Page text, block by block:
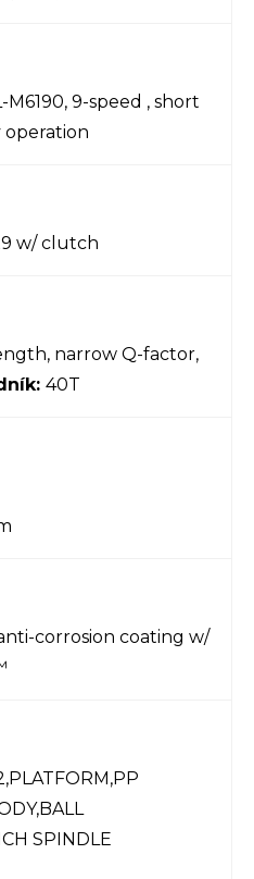
9-speed , short
operation
w/ clutch
narrow Q-factor,
40T
corrosion coating w/
SPINDLE